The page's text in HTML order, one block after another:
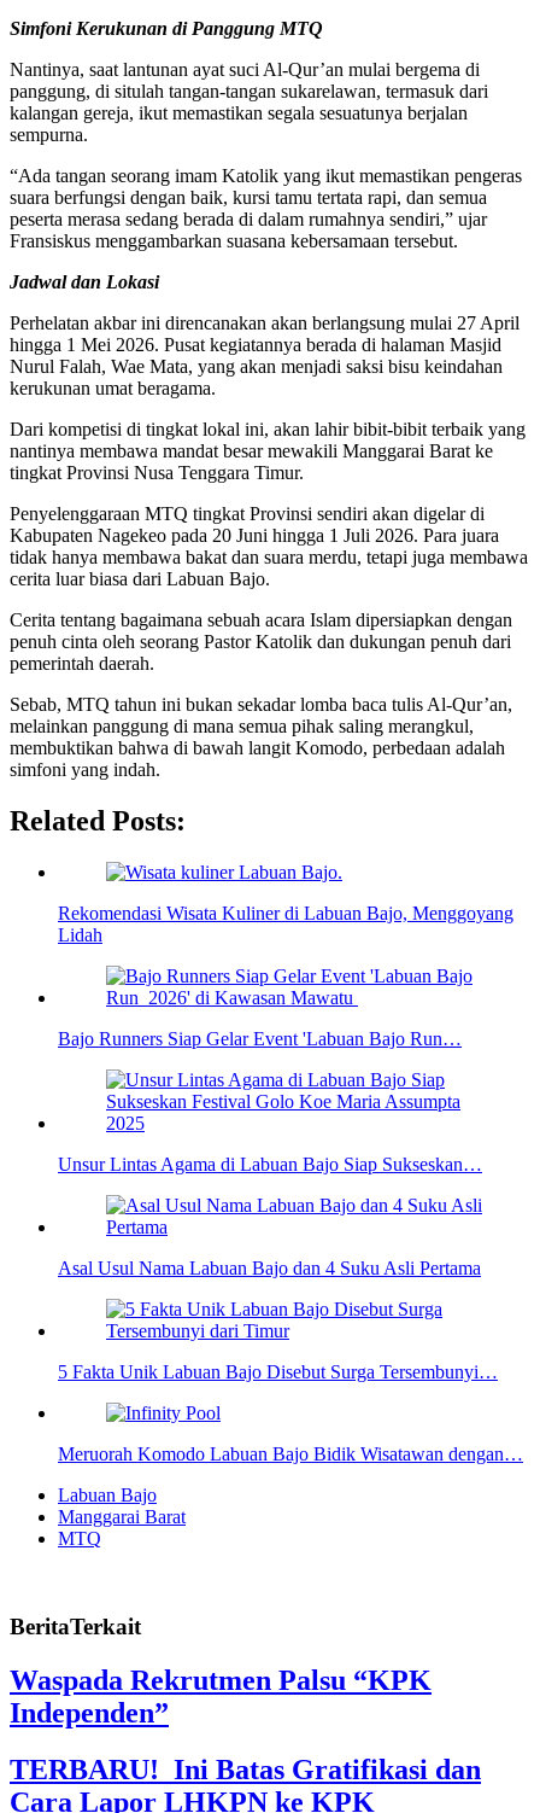
Simfoni Kerukunan di Panggung MTQ
Nantinya, saat lantunan ayat suci Al-Qur’an mulai bergema di
panggung, di situlah tangan-tangan sukarelawan, termasuk dari
kalangan gereja, ikut memastikan segala sesuatunya berjalan
sempurna.
“Ada tangan seorang imam Katolik yang ikut memastikan pengeras
suara berfungsi dengan baik, kursi tamu tertata rapi, dan semua
peserta merasa sedang berada di dalam rumahnya sendiri,” ujar
Fransiskus menggambarkan suasana kebersamaan tersebut.
Jadwal dan Lokasi
Perhelatan akbar ini direncanakan akan berlangsung mulai 27 April
hingga 1 Mei 2026. Pusat kegiatannya berada di halaman Masjid
Nurul Falah, Wae Mata, yang akan menjadi saksi bisu keindahan
kerukunan umat beragama.
Dari kompetisi di tingkat lokal ini, akan lahir bibit-bibit terbaik yang
nantinya membawa mandat besar mewakili Manggarai Barat ke
tingkat Provinsi Nusa Tenggara Timur.
Penyelenggaraan MTQ tingkat Provinsi sendiri akan digelar di
Kabupaten Nagekeo pada 20 Juni hingga 1 Juli 2026. Para juara
tidak hanya membawa bakat dan suara merdu, tetapi juga membawa
cerita luar biasa dari Labuan Bajo.
Cerita tentang bagaimana sebuah acara Islam dipersiapkan dengan
penuh cinta oleh seorang Pastor Katolik dan dukungan penuh dari
pemerintah daerah.
Sebab, MTQ tahun ini bukan sekadar lomba baca tulis Al-Qur’an,
melainkan panggung di mana semua pihak saling merangkul,
membuktikan bahwa di bawah langit Komodo, perbedaan adalah
simfoni yang indah.
Related Posts:
Rekomendasi Wisata Kuliner di Labuan Bajo, Menggoyang
Lidah
Bajo Runners Siap Gelar Event 'Labuan Bajo Run…
Unsur Lintas Agama di Labuan Bajo Siap Sukseskan…
Asal Usul Nama Labuan Bajo dan 4 Suku Asli Pertama
5 Fakta Unik Labuan Bajo Disebut Surga Tersembunyi…
Meruorah Komodo Labuan Bajo Bidik Wisatawan dengan…
Labuan Bajo
Manggarai Barat
MTQ
BeritaTerkait
Waspada Rekrutmen Palsu “KPK
Independen”
TERBARU! Ini Batas Gratifikasi dan
Cara Lapor LHKPN ke KPK